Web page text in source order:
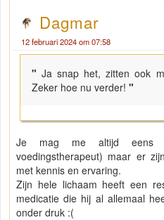
Dagmar
12 februari 2024 om 07:58
"Ja snap het, zitten ook
Zeker hoe nu verder! "
Je mag me altijd eens
voedingstherapeut) maar er
met kennis en ervaring.
Zijn hele lichaam heeft een
medicatie die hij al allemaal
onder druk :(